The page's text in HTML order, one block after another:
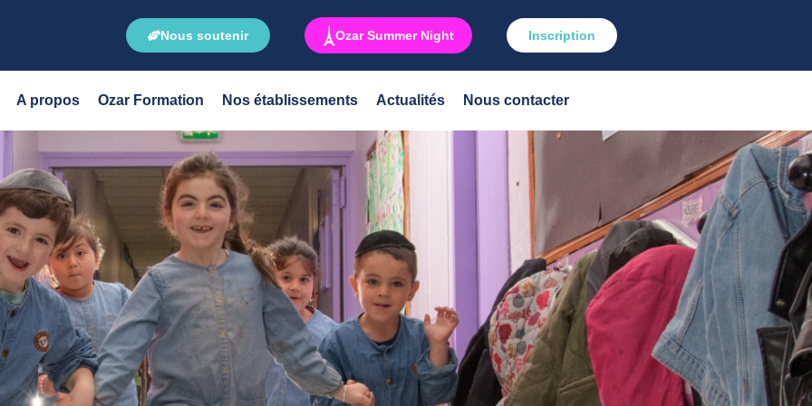
Nous soutenir Ozar Summer Night Inscription
A propos Ozar Formation Nos établissements Actualités Nous contacter